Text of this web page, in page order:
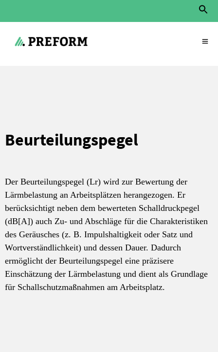
Search Button
Beurteilungspegel
Der Beurteilungspegel (Lr) wird zur Bewertung der
Lärmbelastung an Arbeitsplätzen herangezogen. Er
berücksichtigt neben dem bewerteten Schalldruckpegel
(dB[A]) auch Zu- und Abschläge für die Charakteristiken
des Geräusches (z. B. Impulshaltigkeit oder Satz und
Wortverständlichkeit) und dessen Dauer. Dadurch
ermöglicht der Beurteilungspegel eine präzisere
Einschätzung der Lärmbelastung und dient als Grundlage
für Schallschutzmaßnahmen am Arbeitsplatz.